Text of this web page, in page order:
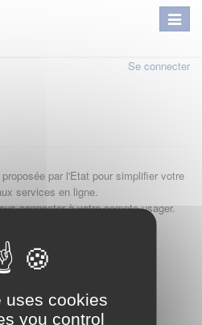
Se connecter
par l'Etat pour simplifier votre
services en ligne.
connecter à votre compte usager.
FranceConnect ?
uses cookies
you control